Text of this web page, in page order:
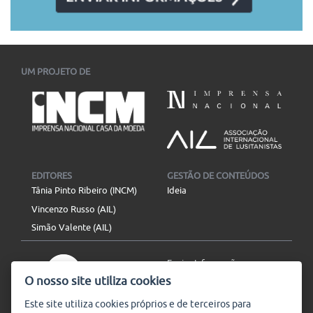
UM PROJETO DE
EDITORES
Tânia Pinto Ribeiro (INCM)
Vincenzo Russo (AIL)
Simão Valente (AIL)
GESTÃO DE CONTEÚDOS
Ideia
Enviar Informação
Aviso Legal
Mapa do site
O nosso site utiliza cookies
Este site utilizacookies próprios e de terceiros para